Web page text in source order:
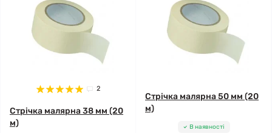
2
Стрічка малярна 38 мм (20
м)
Стрічка малярна 50 мм (20
м)
В наявності